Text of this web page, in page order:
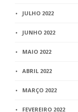
JULHO 2022
JUNHO 2022
MAIO 2022
ABRIL 2022
MARÇO 2022
FEVEREIRO 2022